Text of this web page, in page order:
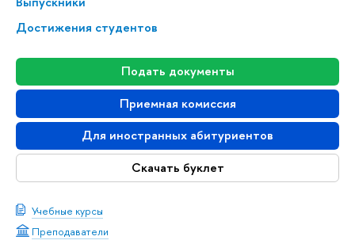
Достижения студентов
Подать документы
Приемная комиссия
Для иностранных абитуриентов
Скачать буклет
Учебные курсы
Преподаватели